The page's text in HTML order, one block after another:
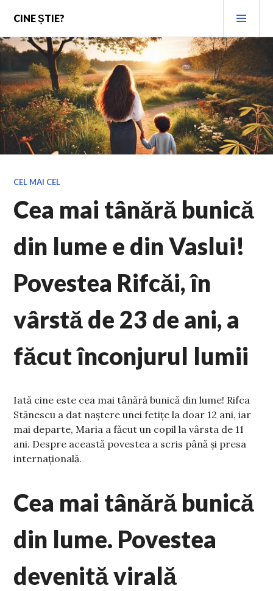
content
CINE ȘTIE?
CEL MAI CEL
Cea mai tânără bunică
din lume e din Vaslui!
Povestea Rifcăi, în
vârstă de 23 de ani, a
făcut înconjurul lumii
Iată cine este cea mai tânără bunică din lume! Rifca
Stănescu a dat naștere unei fetițe la doar 12 ani, iar
mai departe, Maria a făcut un copil la vârsta de 11
ani. Despre această povestea a scris până și presa
internațională.
Cea mai tânără bunică
din lume. Povestea
devenită virală